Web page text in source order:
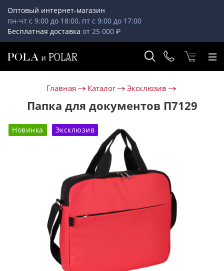
Оптовый интернет-магазин
пн-чт с 9:00 до 18:00, пт с 9:00 до 17:00
Бесплатная доставка от 25 000 ₽
Главная Каталог Эксклюзив
Папка для документов П7129
Новинка Эксклюзив